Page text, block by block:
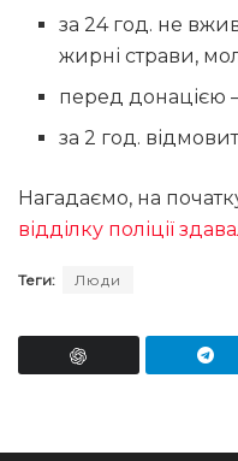
за 24 год. не
жирні страви,
перед донацією
за 2 год.
Нагадаємо, на
відділку поліції
Теги: Люди